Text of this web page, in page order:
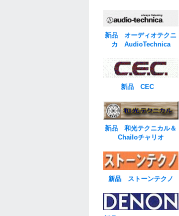
新品 オーディオテクニ
カ AudioTechnica
新品 CEC
新品 和光テクニカル＆
Chailoチャリオ
新品 ストーンテクノ